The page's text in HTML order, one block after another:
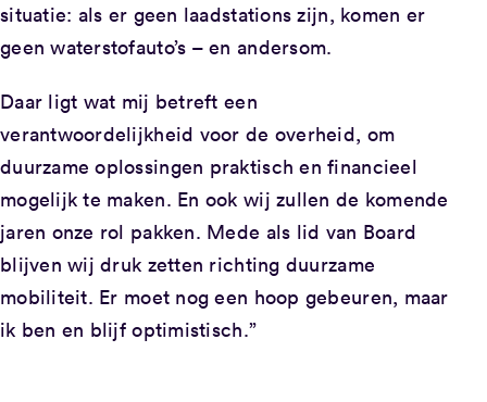
situatie: als er geen laadstations zijn, komen er
geen waterstofauto’s – en andersom.
Daar ligt wat mij betreft een
verantwoordelijkheid voor de overheid, om
duurzame oplossingen praktisch en financieel
mogelijk te maken. En ook wij zullen de komende
jaren onze rol pakken. Mede als lid van Board
blijven wij druk zetten richting duurzame
mobiliteit. Er moet nog een hoop gebeuren, maar
ik ben en blijf optimistisch.”